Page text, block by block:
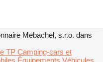
Mebachel, s.r.o. dans
TP Camping-cars et